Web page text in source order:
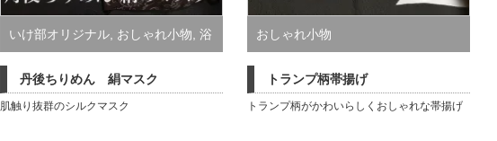
いけ部オリジナル おしゃれ小物 浴
衣・夏着物
丹後ちりめん 絹マスク
肌触り抜群のシルクマスク
おしゃれ小物
トランプ柄帯揚げ
トランプ柄がかわいらしくおしゃれな帯揚げ